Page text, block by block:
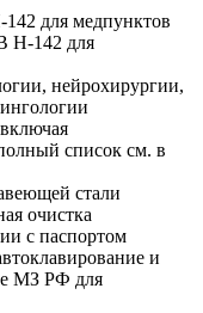
для медпунктов
Н-142 для
нейрохирургии,
список см. в
стали
очистка
с паспортом
и
МЗ РФ для